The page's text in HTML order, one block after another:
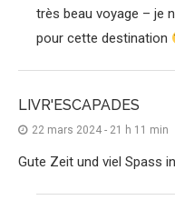
très beau voyage – je
pour cette destination
LIVR'ESCAPADES
22 mars 2024 - 21 h 11 min
Gute Zeit und viel Spass